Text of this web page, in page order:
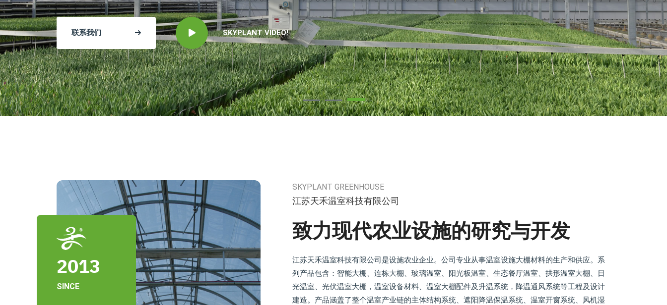
联系我们 SKYPLANT VIDEO!
2013
SINCE
SKYPLANT GREENHOUSE
江苏天禾温室科技有限公司
致力现代农业设施的研究与开发
江苏天禾温室科技有限公司是设施农业企业。公司专业从事温室设施大棚材料的生产和供应。系
列产品包含：智能大棚、连栋大棚、玻璃温室、阳光板温室、生态餐厅温室、拱形温室大棚、日
光温室、光伏温室大棚，温室设备材料、温室大棚配件及升温系统，降温通风系统等工程及设计
建造。产品涵盖了整个温室产业链的主体结构系统、遮阳降温保温系统、温室开窗系统、风机湿